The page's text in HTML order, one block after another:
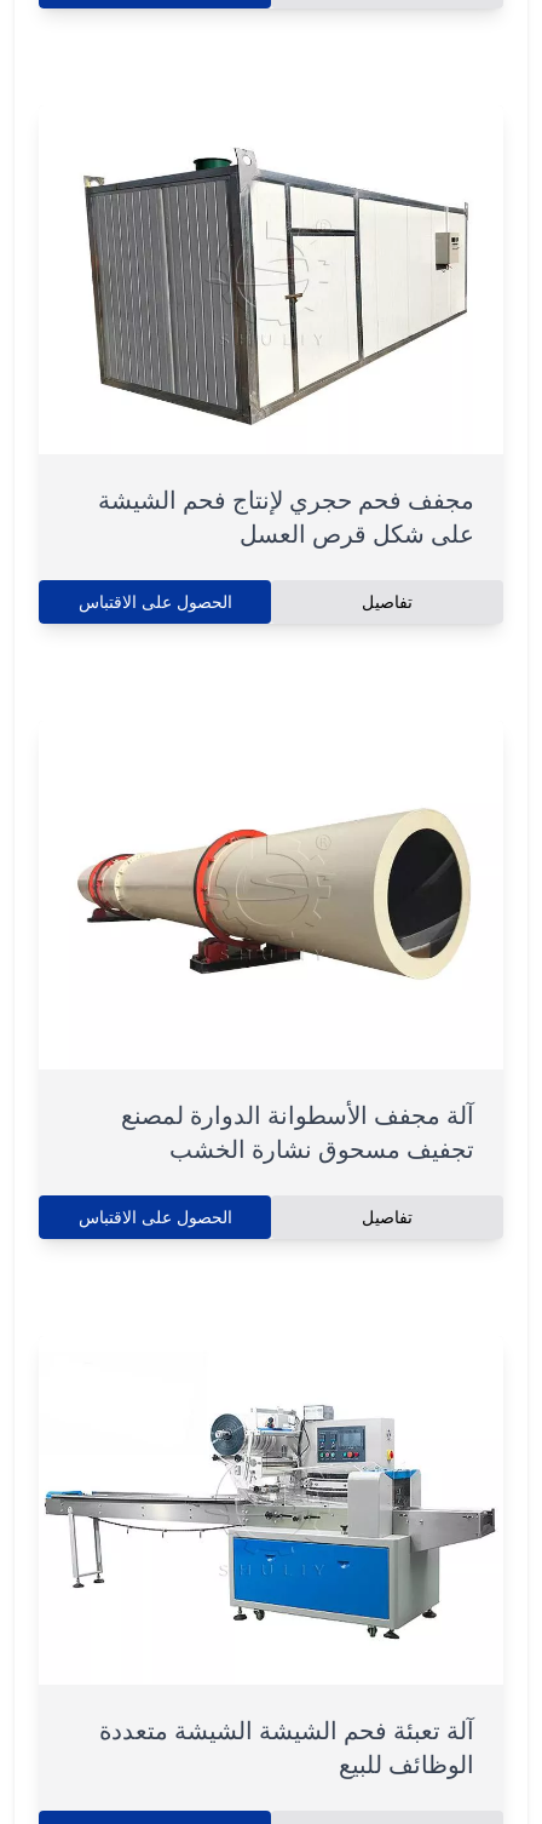
مجفف فحم حجري لإنتاج فحم الشيشة
على شكل قرص العسل
تفاصيل الحصول على الاقتباس
آلة مجفف الأسطوانة الدوارة لمصنع
تجفيف مسحوق نشارة الخشب
تفاصيل الحصول على الاقتباس
آلة تعبئة فحم الشيشة الشيشة متعددة
الوظائف للبيع